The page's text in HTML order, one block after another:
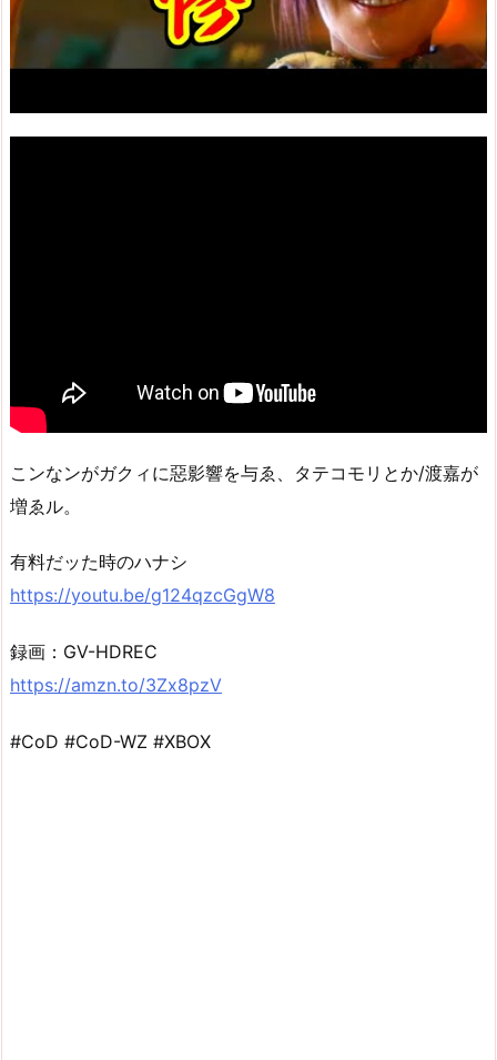
こンなンがガクィに惡影響を与ゑ、タテコモリとか/渡嘉が
増ゑル。
有料だッた時のハナシ
https://youtu.be/g124qzcGgW8
録画：GV-HDREC
https://amzn.to/3Zx8pzV
#CoD #CoD-WZ #XBOX